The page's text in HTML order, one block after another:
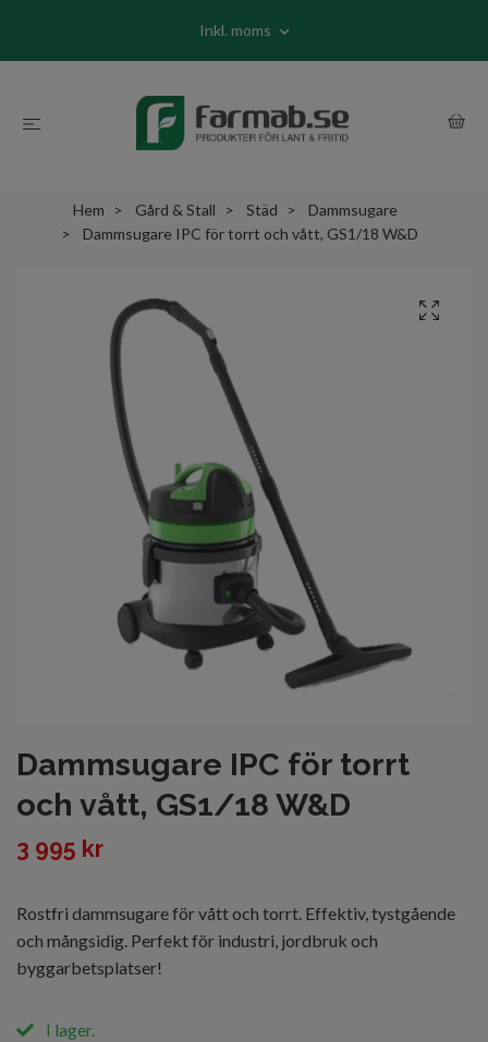
Inkl. moms
Hem Gård & Stall Städ
Dammsugare
Dammsugare IPC för torrt och vått, GS1/18 W&D
Dammsugare IPC för torrt
och vått, GS1/18 W&D
3 995 kr
Rostfri dammsugare för vått och torrt. Effektiv, tystgående
och mångsidig. Perfekt för industri, jordbruk och
byggarbetsplatser!
I lager.